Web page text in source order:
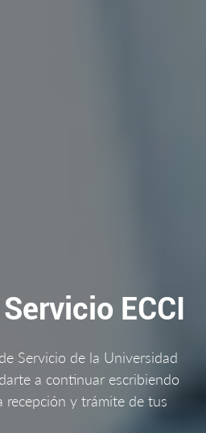
ECCI
Servicio de la Universidad
a continuar escribiendo
y trámite de tus